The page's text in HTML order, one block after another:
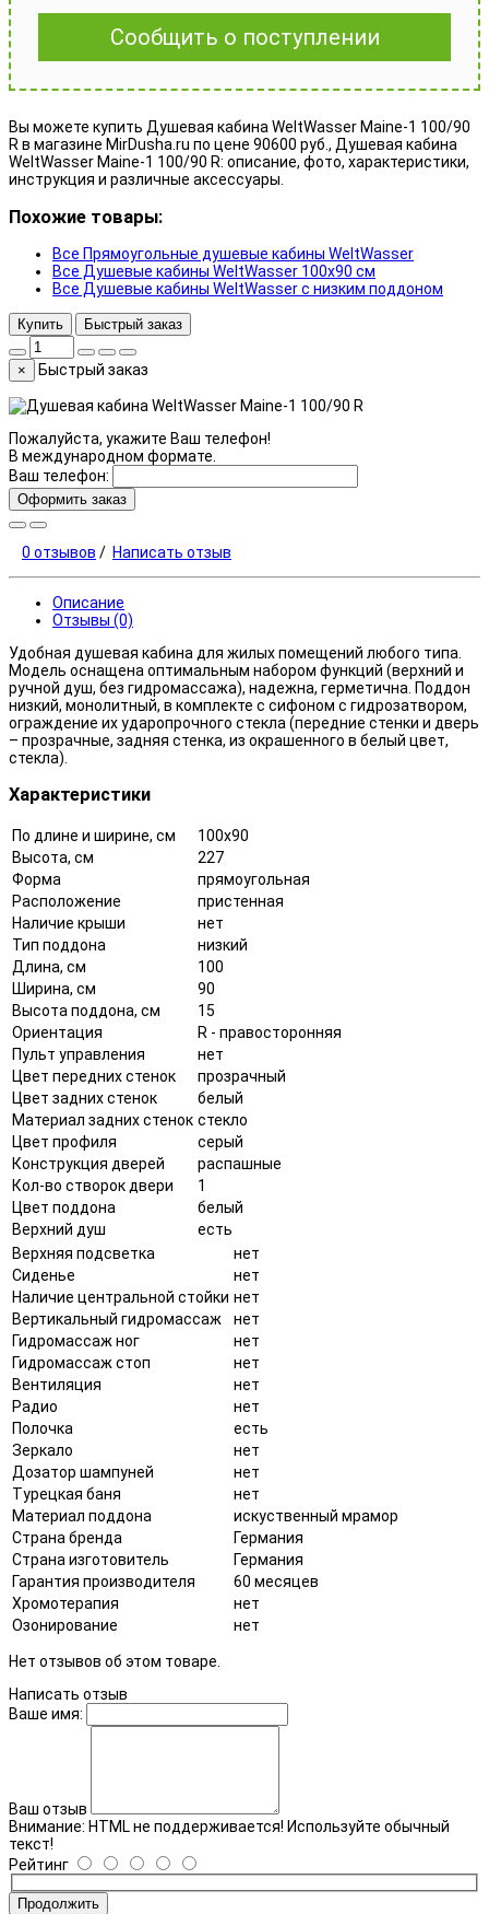
Сообщить о поступлении
Вы можете купить Душевая кабина WeltWasser Maine-1 100/90
R в магазине MirDusha.ru по цене 90600 руб., Душевая кабина
WeltWasser Maine-1 100/90 R: описание, фото, характеристики,
инструкция и различные аксессуары.
Похожие товары:
Все Прямоугольные душевые кабины WeltWasser
Все Душевые кабины WeltWasser 100x90 см
Все Душевые кабины WeltWasser с низким поддоном
Купить Быстрый заказ
× Быстрый заказ
Пожалуйста, укажите Ваш телефон!
В международном формате.
Ваш телефон:
Оформить заказ
0 отзывов / Написать отзыв
Описание
Отзывы (0)
Удобная душевая кабина для жилых помещений любого типа.
Модель оснащена оптимальным набором функций (верхний и
ручной душ, без гидромассажа), надежна, герметична. Поддон
низкий, монолитный, в комплекте с сифоном с гидрозатвором,
ограждение их ударопрочного стекла (передние стенки и дверь
– прозрачные, задняя стенка, из окрашенного в белый цвет,
стекла).
Характеристики
По длине и ширине, см
100x90
Высота, см
227
Форма
прямоугольная
Расположение
пристенная
Наличие крыши
нет
Тип поддона
низкий
Длина, см
100
Ширина, см
90
Высота поддона, см
15
Ориентация
R - правосторонняя
Пульт управления
нет
Цвет передних стенок
прозрачный
Цвет задних стенок
белый
Материал задних стенок стекло
Цвет профиля
серый
Конструкция дверей
распашные
Кол-во створок двери
1
Цвет поддона
белый
Верхний душ
есть
Верхняя подсветка
нет
Сиденье
нет
Наличие центральной стойки нет
Вертикальный гидромассаж
нет
Гидромассаж ног
нет
Гидромассаж стоп
нет
Вентиляция
нет
Радио
нет
Полочка
есть
Зеркало
нет
Дозатор шампуней
нет
Турецкая баня
нет
Материал поддона
искуственный мрамор
Страна бренда
Германия
Страна изготовитель
Германия
Гарантия производителя
60 месяцев
Хромотерапия
нет
Озонирование
нет
Нет отзывов об этом товаре.
Написать отзыв
Ваше имя:
Ваш отзыв
Внимание: HTML не поддерживается! Используйте обычный
текст!
Рейтинг
Продолжить